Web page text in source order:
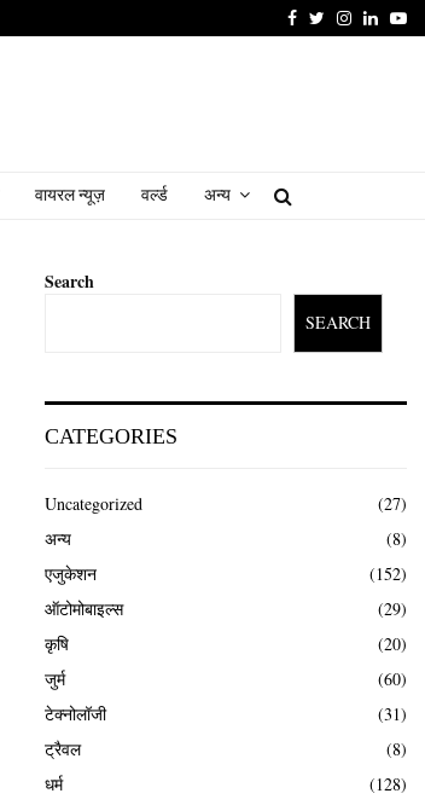
FacebookTwitter
Instagram
वायरल न्यूज़ वर्ल्ड अन्य
Search
SEARCH
CATEGORIES
Uncategorized
(27)
अन्य
(8)
एजुकेशन
(152)
ऑटोमोबाइल्स
(29)
कृषि
(20)
जुर्म
(60)
टेक्नोलॉजी
(31)
ट्रैवल
(8)
धर्म
(128)